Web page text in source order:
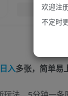
日入多张，简单易
欢迎注
不定时